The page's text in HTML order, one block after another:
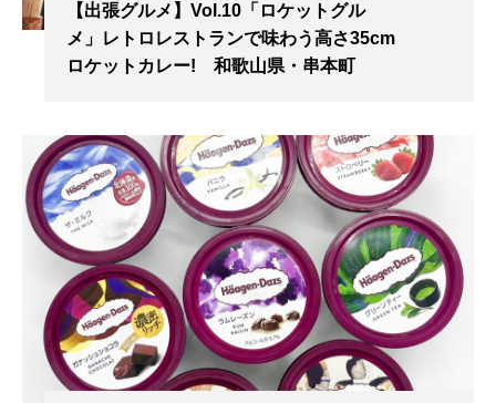
【出張グルメ】Vol.10「ロケットグル
メ」レトロレストランで味わう高さ35cm
ロケットカレー! 和歌山県・串本町